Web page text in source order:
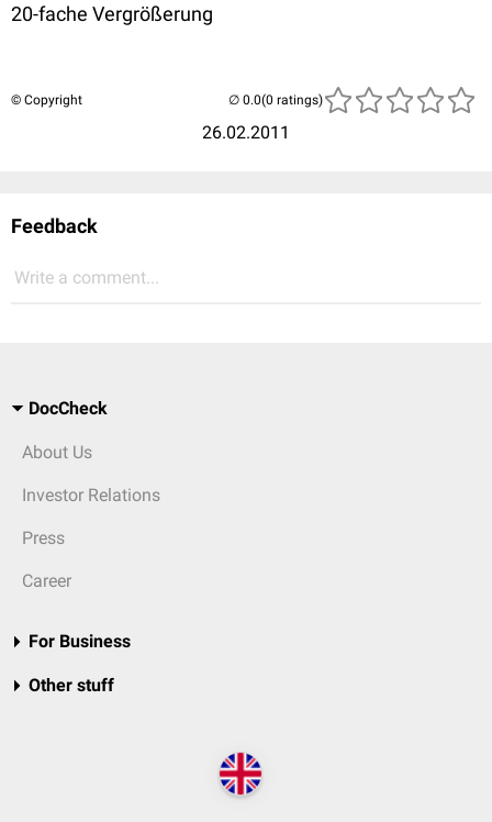
20-fache Vergrößerung
© Copyright
26.02.2011
(0 ratings)
Feedback
Write a comment...
DocCheck
About Us
Investor Relations
Press
Career
For Business
Other stuff